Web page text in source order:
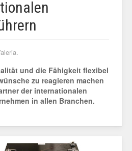
und die Fähigkeit flexibel
zu reagieren machen
der internationalen
in allen Branchen.